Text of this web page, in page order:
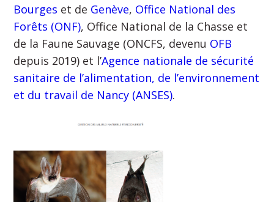
Bourges et de Genève, Office National des
Forêts (ONF), Office National de la Chasse et
de la Faune Sauvage (ONCFS, devenu OFB
depuis 2019) et l’Agence nationale de sécurité
sanitaire de l’alimentation, de l’environnement
et du travail de Nancy (ANSES).